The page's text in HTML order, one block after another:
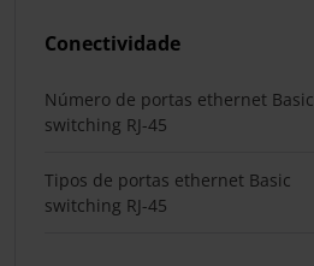
Conectividade
Número de portas ethernet Basic
switching RJ-45
Tipos de portas ethernet Basic
switching RJ-45